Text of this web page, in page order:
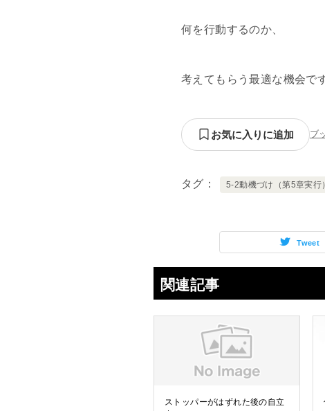
何を行動するのか、
考えてもらう最適な機会で
お気に入りに追加 ブ
タグ 5-2動機づけ（第5章実行）
Tweet
関連記事
ストッパーがはずれた後の自立